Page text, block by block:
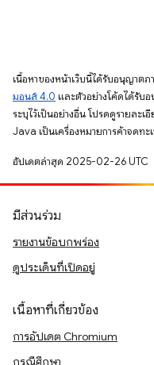
เนื้อหาของหน้าเว็บนี้ได้รับอนุญาตภ
มอนส์ 4.0 และตัวอย่างโค้ดได้รับ
ระบุไว้เป็นอย่างอื่น โปรดดูรายละเ
Java เป็นเครื่องหมายการค้าจดท
อัปเดตล่าสุด 2025-02-26 UTC
มีส่วนร่วม
รายงานข้อบกพร่อง
ดูประเด็นที่เปิดอยู่
เนื้อหาที่เกี่ยวข้อง
การอัปเดต Chromium
กรณีศึกษา